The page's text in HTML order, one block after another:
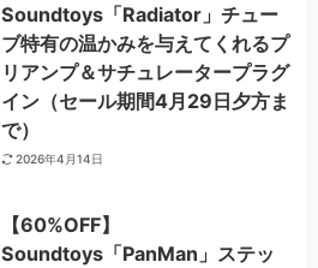
Soundtoys「Radiator」チュー
ブ特有の温かみを与えてくれるプ
リアンプ＆サチュレータープラグ
イン（セール期間4月29日夕方ま
で）
2026年4月14日
【60%OFF】
Soundtoys「PanMan」ステッ